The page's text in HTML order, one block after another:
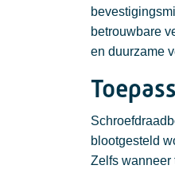
betrouwbare
en duurzame
blootgesteld
Zelfs wanneer